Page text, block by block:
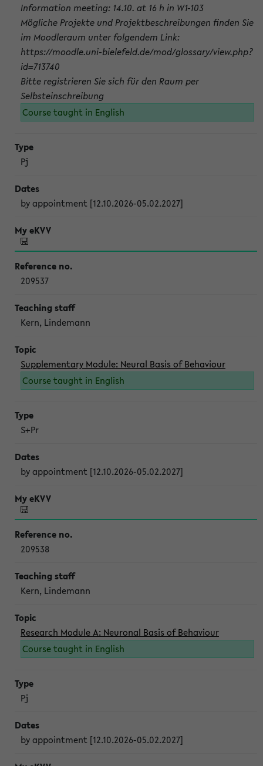
Information meeting: 14.10. at 16 h in W1-103
Mögliche Projekte und Projektbeschreibungen finden Sie
im Moodleraum unter folgendem Link:
https://moodle.uni-bielefeld.de/mod/glossary/view.php?
id=713740
Bitte registrieren Sie sich für den Raum per
Selbsteinschreibung
Course taught in English
Pj
by appointment [12.10.2026-05.02.2027]
209537
Kern, Lindemann
Supplementary Module: Neural Basis of Behaviour
Course taught in English
S+Pr
by appointment [12.10.2026-05.02.2027]
209538
Kern, Lindemann
Research Module A: Neuronal Basis of Behaviour
Course taught in English
Pj
by appointment [12.10.2026-05.02.2027]